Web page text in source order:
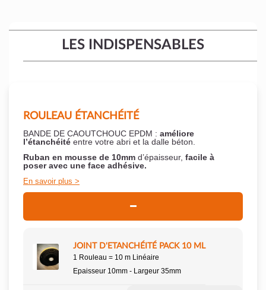
LES INDISPENSABLES
ROULEAU ÉTANCHÉITÉ
BANDE DE CAOUTCHOUC EPDM : améliore
l’étanchéité entre votre abri et la dalle béton.
Ruban en mousse de 10mm d’épaisseur, facile à
poser avec une face adhésive.
En savoir plus
JOINT D'ETANCHÉITÉ PACK 10 ML
1 Rouleau = 10 m Linéaire
Epaisseur 10mm - Largeur 35mm